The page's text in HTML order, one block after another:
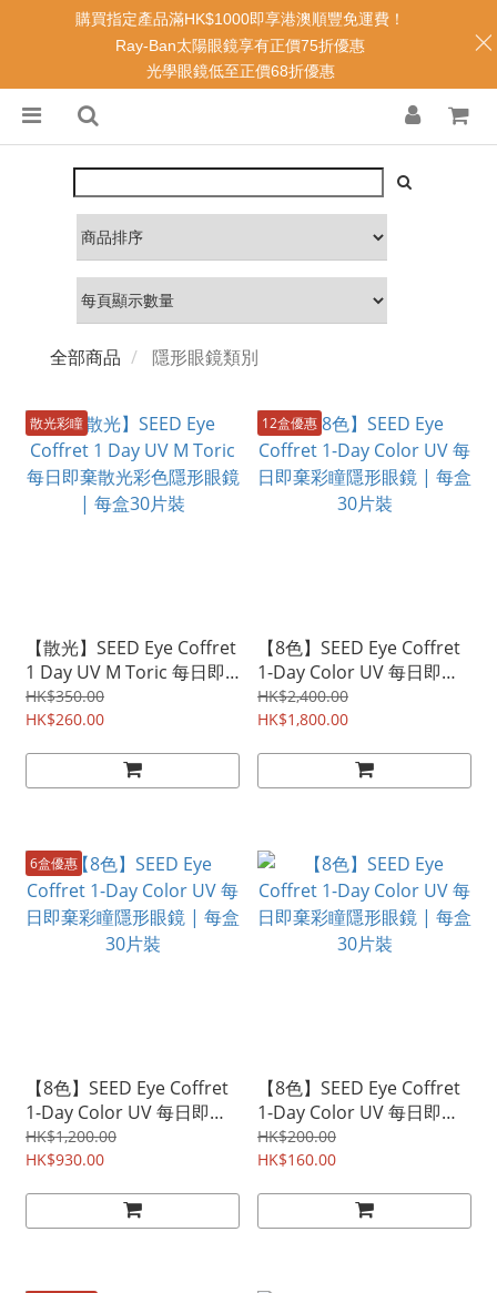
全部商品 隱形眼鏡類別
散光彩瞳
【散光】SEED Eye Coffret
1 Day UV M Toric 每日即
棄散光彩色隱形眼鏡 | 每盒
30片裝
HK$350.00
HK$260.00
12盒優惠
【8色】SEED Eye Coffret
1-Day Color UV 每日即棄
彩瞳隱形眼鏡 | 每盒30片
裝
HK$2,400.00
HK$1,800.00
6盒優惠
【8色】SEED Eye Coffret
1-Day Color UV 每日即棄
彩瞳隱形眼鏡 | 每盒30片
裝
HK$1,200.00
HK$930.00
【8色】SEED Eye Coffret
1-Day Color UV 每日即棄
彩瞳隱形眼鏡 | 每盒30片
裝
HK$200.00
HK$160.00
購買指定產品滿HK$1000即享港澳順豐免運費！
Ray-Ban太陽眼鏡享有正價75折優惠
光學眼鏡低至正價68折優惠